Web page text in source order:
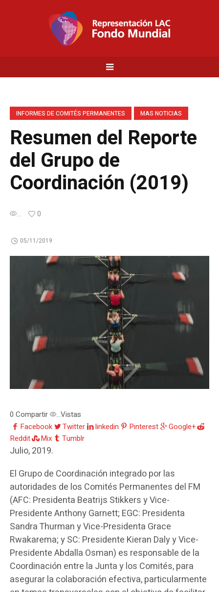
INFORMES DE COMITÉS PERMANENTES MAS NOTICIAS
Resumen del Reporte
del Grupo de
Coordinación (2019)
... 0
05/11/2019
0 Compartir ...Vistas
Facebook
Twitter linkedin Pinterest
Google+
Reddit
Mix Tumblr
Julio, 2019.
El Grupo de Coordinación integrado por las
autoridades de los Comités Permanentes del FM
(AFC: Presidenta Beatrijs Stikkers y Vice-
Presidente Anthony Garnett; EGC: Presidenta
Sandra Thurman y Vice-Presidenta Grace
Rwakarema; y SC: Presidente Kieran Daly y Vice-
Presidente Abdalla Osman) es responsable de la
Coordinación entre la Junta y los Comités, para
asegurar la colaboración efectiva, particularmente